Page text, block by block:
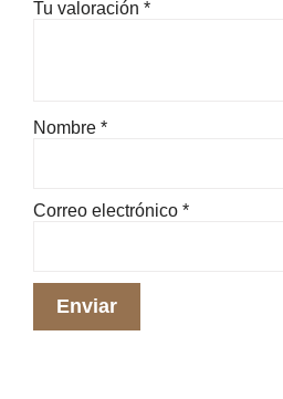
Tu valoración *
Nombre *
Correo electrónico *